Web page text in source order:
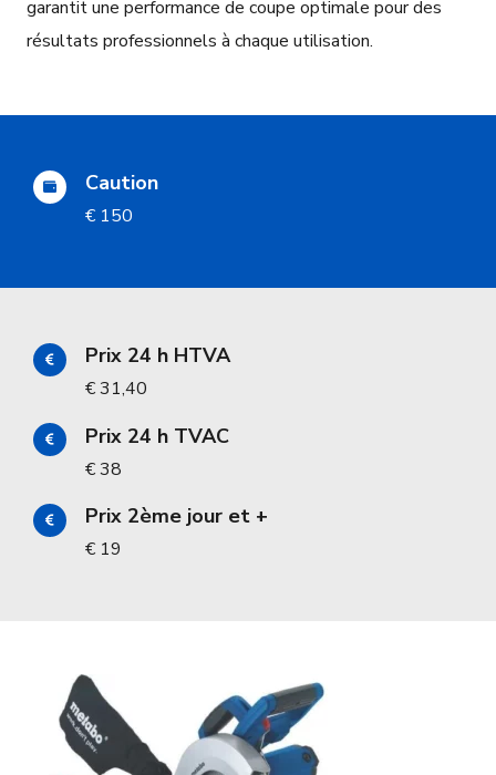
garantit une performance de coupe optimale pour des
résultats professionnels à chaque utilisation.
Caution
€ 150
Prix 24 h HTVA
€ 31,40
Prix 24 h TVAC
€ 38
Prix 2ème jour et +
€ 19